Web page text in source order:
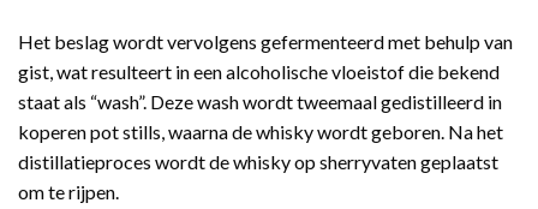
Het beslag wordt vervolgens gefermenteerd met behulp van
gist, wat resulteert in een alcoholische vloeistof die bekend
staat als “wash”. Deze wash wordt tweemaal gedistilleerd in
koperen pot stills, waarna de whisky wordt geboren. Na het
distillatieproces wordt de whisky op sherryvaten geplaatst
om te rijpen.